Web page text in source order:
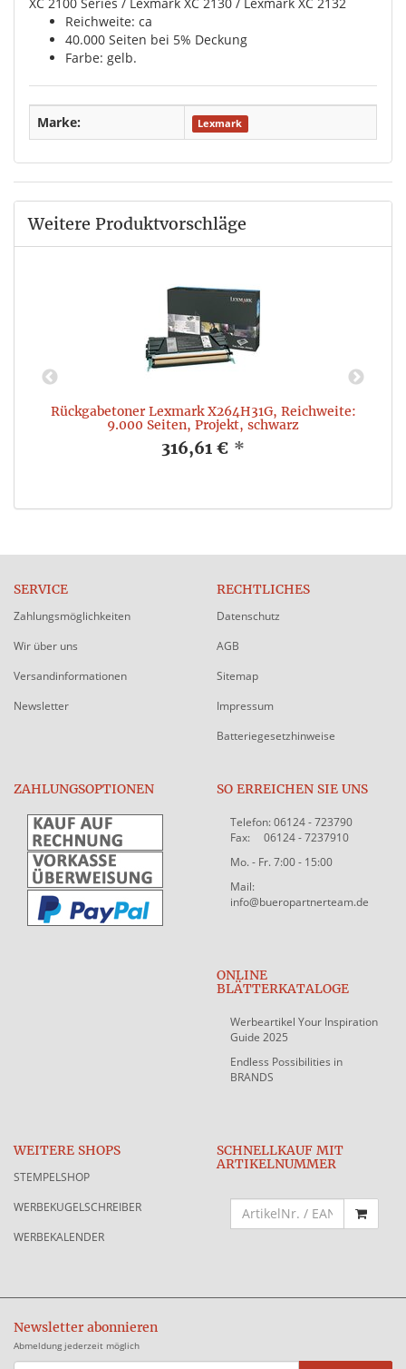
Reichweite: ca
40.000 Seiten bei 5% Deckung
Farbe: gelb.
Marke: Lexmark
Weitere Produktvorschläge
Rückgabetoner Lexmark X264H31G, Reichweite:
9.000 Seiten, Projekt, schwarz
316,61 € *
SERVICE
Zahlungsmöglichkeiten
Wir über uns
Versandinformationen
Newsletter
RECHTLICHES
Datenschutz
AGB
Sitemap
Impressum
Batteriegesetzhinweise
ZAHLUNGSOPTIONEN SO ERREICHEN SIE UNS
Telefon: 06124 - 723790
Fax: 06124 - 7237910
Mo. - Fr. 7:00 - 15:00
Mail:
info@bueropartnerteam.de
ONLINE
BLÄTTERKATALOGE
Werbeartikel Your Inspiration
Guide 2025
Endless Possibilities in
BRANDS
WEITERE SHOPS
STEMPELSHOP
WERBEKUGELSCHREIBER
WERBEKALENDER
SCHNELLKAUF MIT
ARTIKELNUMMER
Newsletter abonnieren
Abmeldung jederzeit möglich